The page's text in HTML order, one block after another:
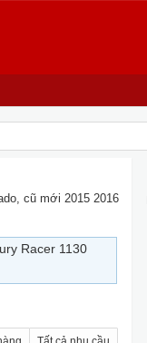
cũ mới 2015 2016
Racer 1130